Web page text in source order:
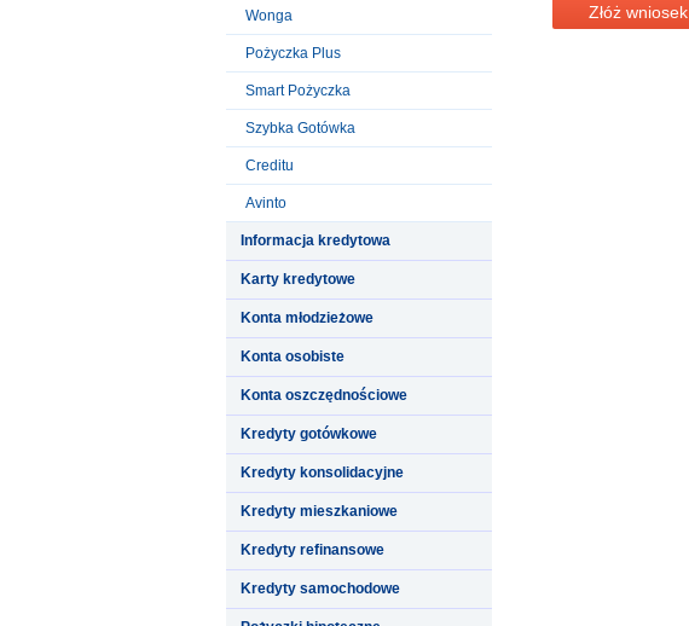
Wonga
Pożyczka Plus
Smart Pożyczka
Szybka Gotówka
Creditu
Avinto
Informacja kredytowa
Karty kredytowe
Konta młodzieżowe
Konta osobiste
Konta oszczędnościowe
Kredyty gotówkowe
Kredyty konsolidacyjne
Kredyty mieszkaniowe
Kredyty refinansowe
Kredyty samochodowe
Złóż wniosek